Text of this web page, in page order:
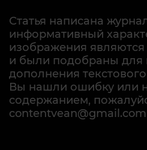
Статья написана
информативный
изображения
и были подобраны для
дополнения
Вы нашли ошибку или
содержанием,
contentvean@gmail.com